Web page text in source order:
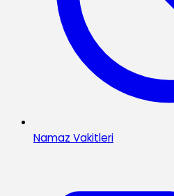
Namaz Vakitleri